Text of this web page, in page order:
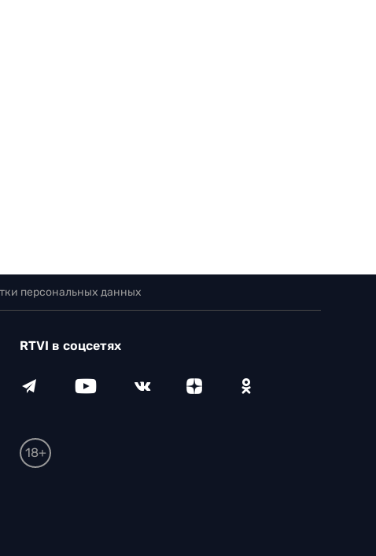
персональных данных
RTVI в соцсетях
18+